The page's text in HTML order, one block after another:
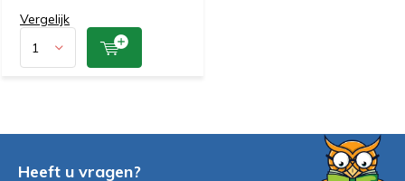
Vergelijk
Heeft u vragen?